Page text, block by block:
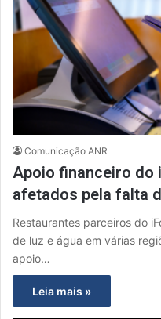
Comunicação ANR
Apoio financeiro do
afetados pela falta
Restaurantes parceiros do
de luz e água em várias
apoio…
Leia mais »